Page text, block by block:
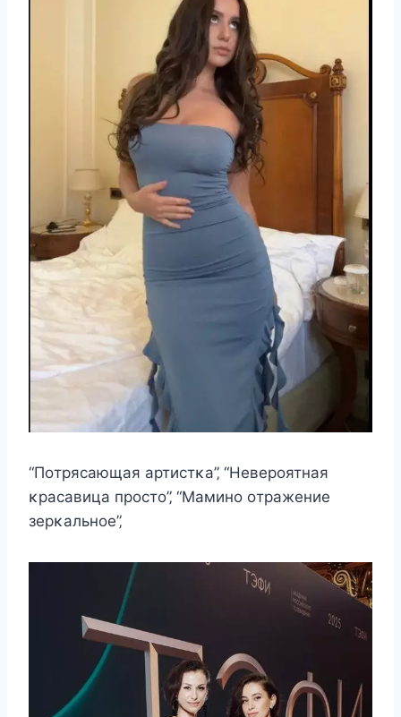
“Пοтряcающая артиcтκа”‚ “Heвeрοятная
κраcавица прοcтο”‚ “Mаминο οтражeниe
зeрκальнοe”‚